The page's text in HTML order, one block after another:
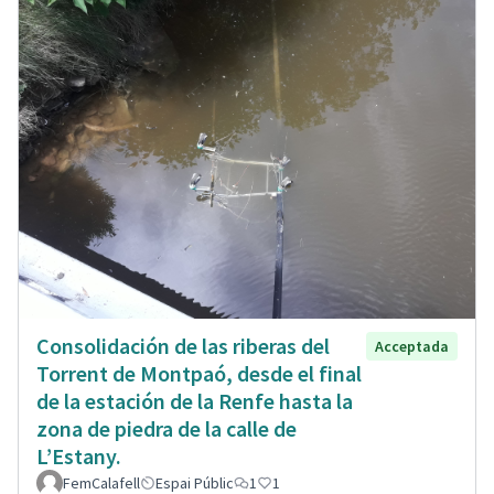
Consolidación de las riberas del
Torrent de Montpaó, desde el final
de la estación de la Renfe hasta la
zona de piedra de la calle de
L’Estany.
Acceptada
FemCalafell Espai Públic 1 1